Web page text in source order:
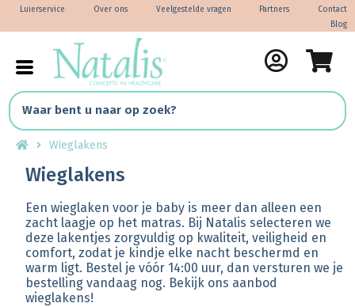
Contact
Partners
Veelgestelde vragen
Over ons
Luierservice
Blog
Wieglakens
Wieglakens
Een wieglaken voor je baby is meer dan alleen een
zacht laagje op het matras. Bij Natalis selecteren we
deze lakentjes zorgvuldig op kwaliteit, veiligheid en
comfort, zodat je kindje elke nacht beschermd en
warm ligt. Bestel je vóór 14:00 uur, dan versturen we je
bestelling vandaag nog. Bekijk ons aanbod
wieglakens!